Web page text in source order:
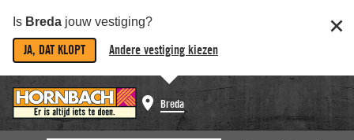
Is Breda jouw vestiging?
JA, DAT KLOPT Andere vestiging kiezen
Breda